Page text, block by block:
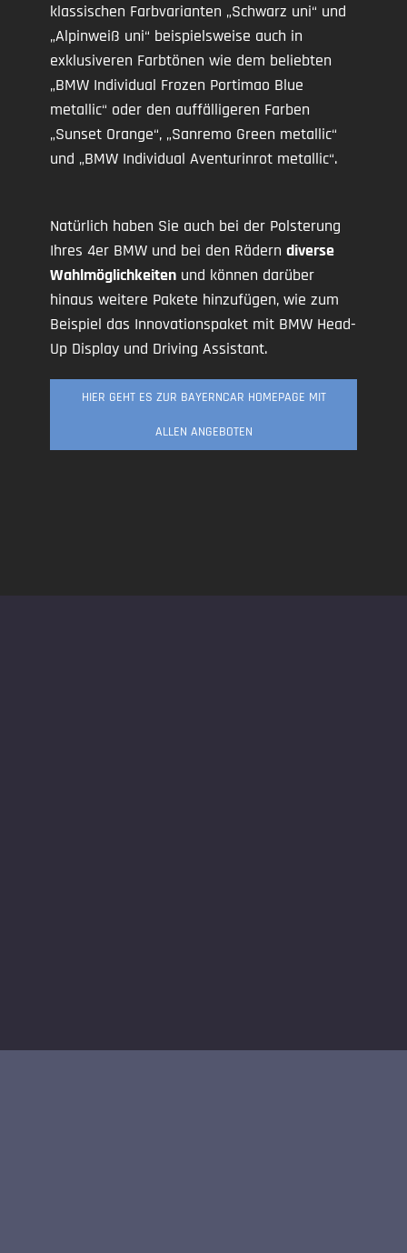
klassischen Farbvarianten „Schwarz uni“ und
„Alpinweiß uni“ beispielsweise auch in
exklusiveren Farbtönen wie dem beliebten
„BMW Individual Frozen Portimao Blue
metallic“ oder den auffälligeren Farben
„Sunset Orange“, „Sanremo Green metallic“
und „BMW Individual Aventurinrot metallic“.
Natürlich haben Sie auch bei der Polsterung
Ihres 4er BMW und bei den Rädern diverse
Wahlmöglichkeiten und können darüber
hinaus weitere Pakete hinzufügen, wie zum
Beispiel das Innovationspaket mit BMW Head-
Up Display und Driving Assistant.
HIER GEHT ES ZUR BAYERNCAR HOMEPAGE MIT
ALLEN ANGEBOTEN